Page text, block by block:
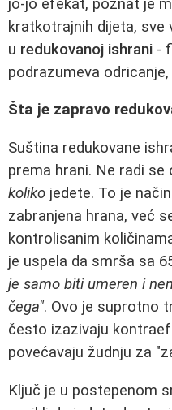
jo-jo efekat, poznat je
kratkotrajnih dijeta, sve
u redukovanoj ishrani -
podrazumeva
Šta je zapravo
Suština redukovane
prema hrani. Ne radi se
koliko jedete. To je
zabranjena hrana, već
kontrolisanim
je uspela da smrša sa
je samo biti umeren i
čega". Ovo je suprotno
često izazivaju
povećavaju žudnju za
Ključ je u postepenom